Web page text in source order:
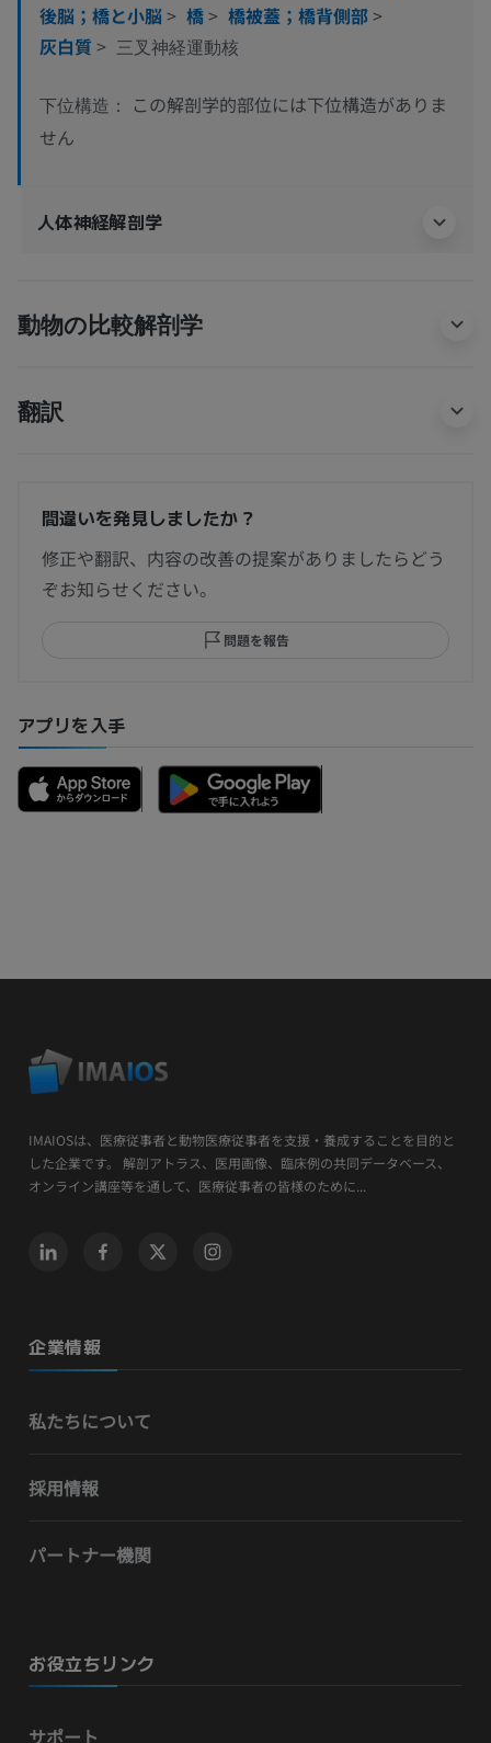
後脳；橋と小脳> 橋> 橋被蓋；橋背側部>
灰白質> 三叉神経運動核
下位構造：
この解剖学的部位には下位構造がありま
せん
人体神経解剖学
動物の比較解剖学
翻訳
間違いを発見しましたか？
修正や翻訳、内容の改善の提案がありましたらどう
ぞお知らせください。
問題を報告
アプリを入手
IMAIOSは、医療従事者と動物医療従事者を支援・養成することを目的と
した企業です。 解剖アトラス、医用画像、臨床例の共同データベース、
オンライン講座等を通して、医療従事者の皆様のために...
企業情報
私たちについて
採用情報
パートナー機関
お役立ちリンク
サポート